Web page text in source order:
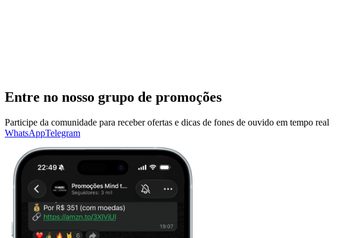
Entre no nosso grupo de promoções
Participe da comunidade para receber ofertas e dicas de fones de ouvido em tempo real
WhatsAppTelegram